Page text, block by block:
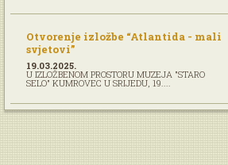
Otvorenje izložbe “Atlantida - mali
svjetovi”
19.03.2025.
U IZLOŽBENOM PROSTORU MUZEJA "STARO
SELO" KUMROVEC U SRIJEDU, 19....